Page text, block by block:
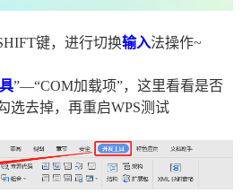
键，进行切换输入法操作~
”—“COM加载项”，这里看看是否
选去掉，再重启WPS测试